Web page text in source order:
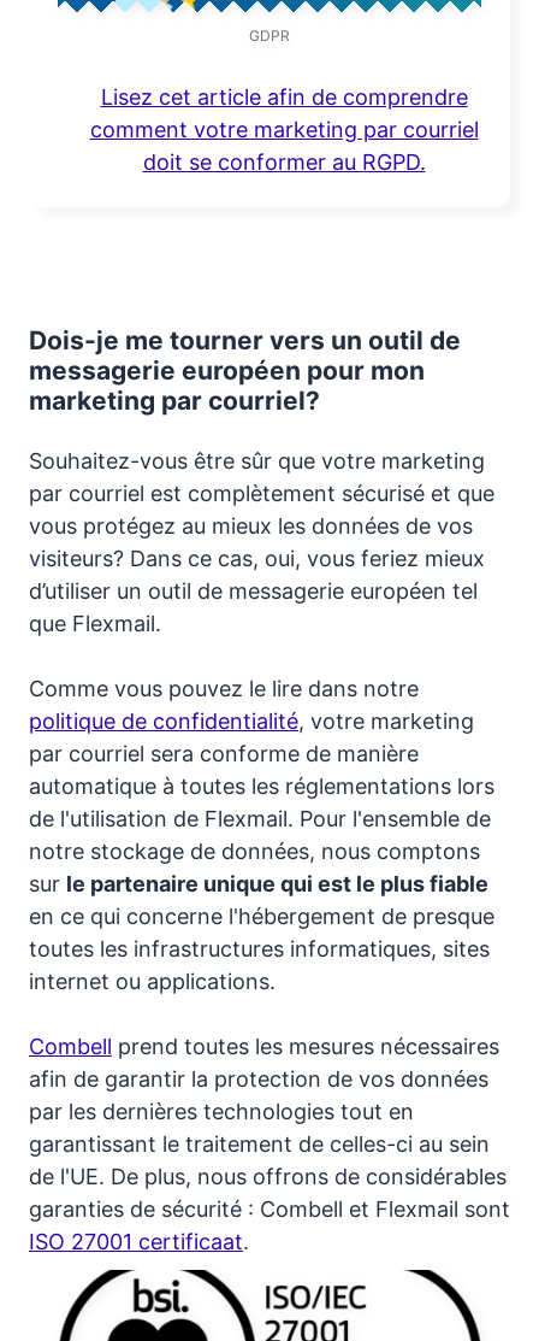
GDPR
Lisez cet article afin de comprendre
comment votre marketing par courriel
doit se conformer au RGPD.
Dois-je me tourner vers un outil de
messagerie européen pour mon
marketing par courriel?
Souhaitez-vous être sûr que votre marketing
par courriel est complètement sécurisé et que
vous protégez au mieux les données de vos
visiteurs? Dans ce cas, oui, vous feriez mieux
d’utiliser un outil de messagerie européen tel
que Flexmail.
Comme vous pouvez le lire dans notre
politique de confidentialité, votre marketing
par courriel sera conforme de manière
automatique à toutes les réglementations lors
de l'utilisation de Flexmail. Pour l'ensemble de
notre stockage de données, nous comptons
sur le partenaire unique qui est le plus fiable
en ce qui concerne l'hébergement de presque
toutes les infrastructures informatiques, sites
internet ou applications.
Combell prend toutes les mesures nécessaires
afin de garantir la protection de vos données
par les dernières technologies tout en
garantissant le traitement de celles-ci au sein
de l'UE. De plus, nous offrons de considérables
garanties de sécurité : Combell et Flexmail sont
ISO 27001 certificaat.